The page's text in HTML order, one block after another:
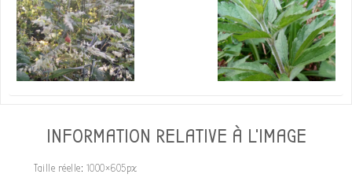
INFORMATION RELATIVE À L'IMAGE
Taille réelle: 1000×605px